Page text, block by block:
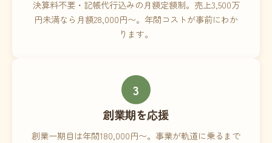
決算料不要・記帳代行込みの月額定額制。売上3,500万
円未満なら月額28,000円〜。年間コストが事前にわか
ります。
3
創業期を応援
創業一期目は年間180,000円〜。事業が軌道に乗るまで